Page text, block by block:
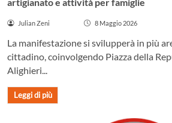
Julian Zeni 8 Maggio 2026
La manifestazione si svilupperà in più
cittadino, coinvolgendo Piazza della
Alighieri...
Leggi di più